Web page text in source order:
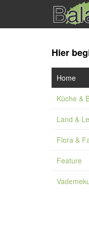
Hier
Home
Küche &
Land &
Flora &
Feature